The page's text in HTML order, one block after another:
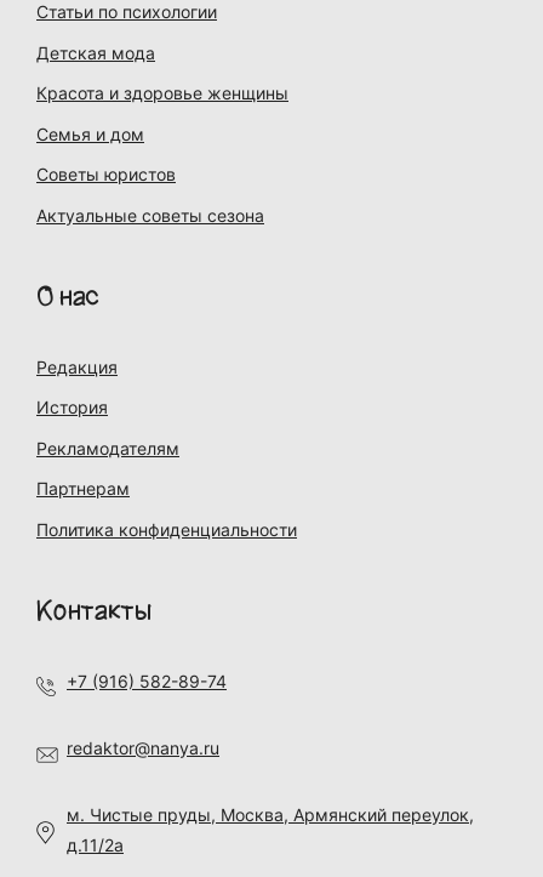
Статьи по психологии
Детская мода
Красота и здоровье женщины
Семья и дом
Советы юристов
Актуальные советы сезона
О нас
Редакция
История
Рекламодателям
Партнерам
Политика конфиденциальности
Контакты
+7 (916) 582-89-74
redaktor@nanya.ru
м. Чистые пруды, Москва, Армянский переулок,
д.11/2а